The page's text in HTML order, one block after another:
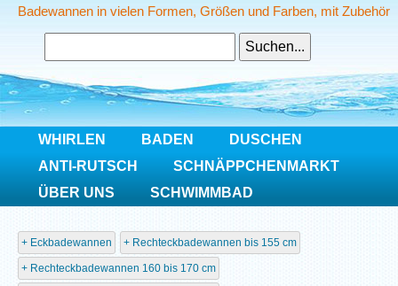
Badewannen in vielen Formen, Größen und Farben, mit Zubehör
Home Baden
Eckbadewannen Rechteckbadewannen bis 155 cm
Rechteckbadewannen 160 bis 170 cm
WHIRLEN BADEN
DUSCHEN
ANTI-RUTSCH
SCHNÄPPCHENMARKT
ÜBER UNS
SCHWIMMBAD